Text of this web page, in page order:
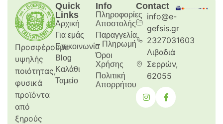
Προσφέρουμε
υψηλής
ποιότητας,
φυσικά
προϊόντα
από
ξηρούς
Quick
Links
Αρχική
Για εμάς
Επικοινωνία
Blog
Καλάθι
Ταμείο
Info
Πληροφορίες
Aποστολής
Παραγγελία
– Πληρωμή
Όροι
Χρήσης
Πολιτική
Απορρήτου
Contact
info@e-
gefsis.gr
2327031603
Λιβαδιά
Σερρών,
62055